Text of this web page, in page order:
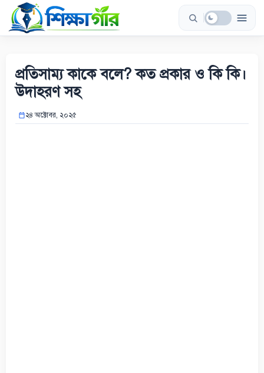
Skip
content
প্রতিসাম্য কাকে বলে? কত প্রকার ও কি কি।
উদাহরণ সহ
২৪ অক্টোবর, ২০২৫